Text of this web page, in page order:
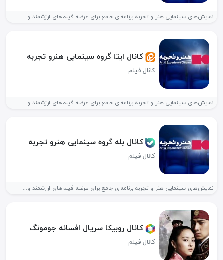
نمایش‌های سینمایی هنر و تجربه برنامه‌ای جامع برای عرضه فیلم‌های ارزشمند و...
کانال ایتا گروه سینمایی هنرو تجربه
کانال فیلم
نمایش‌های سینمایی هنر و تجربه برنامه‌ای جامع برای عرضه فیلم‌های ارزشمند و...
کانال بله گروه سینمایی هنرو تجربه
کانال فیلم
نمایش‌های سینمایی هنر و تجربه برنامه‌ای جامع برای عرضه فیلم‌های ارزشمند و...
کانال روبیکا سریال افسانه جومونگ
کانال فیلم